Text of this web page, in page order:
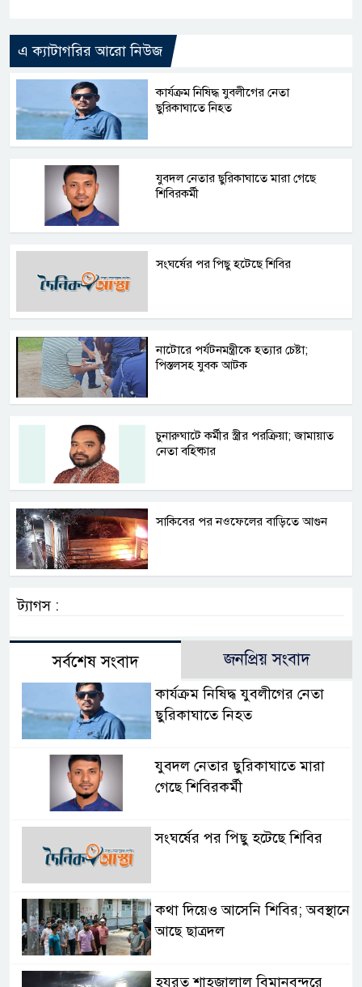
এ ক্যাটাগরির আরো নিউজ
কার্যক্রম নিষিদ্ধ যুবলীগের নেতা
ছুরিকাঘাতে নিহত
যুবদল নেতার ছুরিকাঘাতে মারা গেছে
শিবিরকর্মী
সংঘর্ষের পর পিছু হটেছে শিবির
নাটোরে পর্যটনমন্ত্রীকে হত্যার চেষ্টা;
পিস্তলসহ যুবক আটক
চুনারুঘাটে কর্মীর স্ত্রীর পরক্রিয়া; জামায়াত
নেতা বহিষ্কার
সাকিবের পর নওফেলের বাড়িতে আগুন
ট্যাগস :
সর্বশেষ সংবাদ জনপ্রিয় সংবাদ
কার্যক্রম নিষিদ্ধ যুবলীগের নেতা
ছুরিকাঘাতে নিহত
যুবদল নেতার ছুরিকাঘাতে মারা
গেছে শিবিরকর্মী
সংঘর্ষের পর পিছু হটেছে শিবির
কথা দিয়েও আসেনি শিবির; অবস্থানে
আছে ছাত্রদল
হযরত শাহজালাল বিমানবন্দরে